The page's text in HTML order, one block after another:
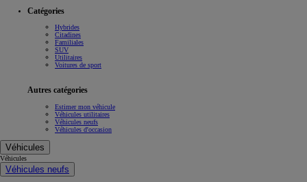
Catégories
Hybrides
Citadines
Familiales
SUV
Utilitaires
Voitures de sport
Autres catégories
Estimer mon véhicule
Véhicules utilitaires
Véhicules neufs
Véhicules d'occasion
Véhicules
Véhicules
Véhicules neufs